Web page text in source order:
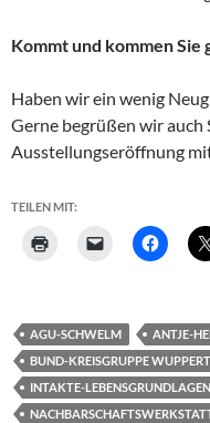
Kommt und kommen Sie
Haben wir ein wenig
Gerne begrüßen wir auch
Ausstellungseröffnung
TEILEN MIT:
AGU-SCHWELM ANTJE-
BUND-KREISGRUPPE
INTAKTE-LEBENSGRUNDLAGEN